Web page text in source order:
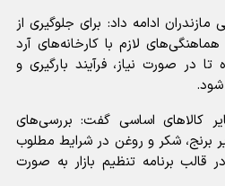
ادامه داد: برای جلوگیری از
لازم با کارخانه‌های آرد
در صورت نیاز، فرآیند بارگیری و
کالاهای اساسی گفت: بررسی‌های
برنج، شکر و روغن در شرایط مطلوب
قالب برنامه تنظیم بازار به صورت